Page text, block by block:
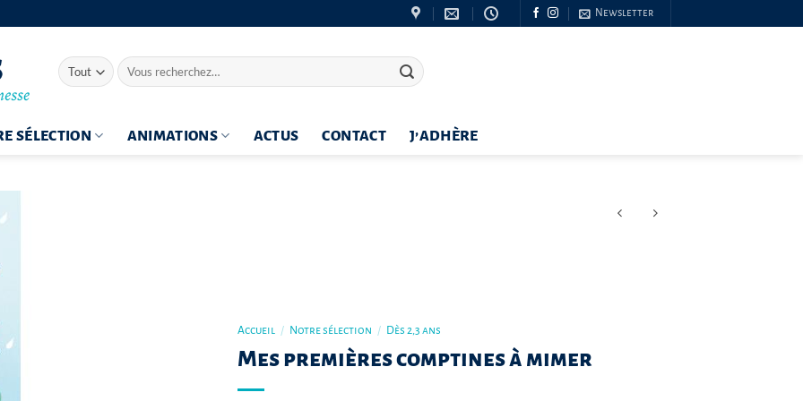
Newsletter
Recherche
pour :
SÉLECTION ANIMATIONS ACTUS CONTACT J’ADHÈRE
Accueil / Notre sélection / Dès 2,3 ans
Mes premières comptines à mimer